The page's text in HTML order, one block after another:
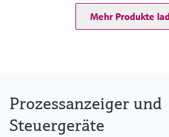
Kontrastreiche, hinterleuchtete LC
Mehr Produkte
Prozessanzeiger und
Steuergeräte